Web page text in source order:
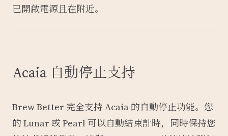
已開啟電源且在附近。
Acaia 自動停止支持
Brew Better 完全支持 Acaia 的自動停止功能。您
的 Lunar 或 Pearl 可以自動結束計時，同時保持您